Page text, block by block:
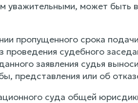
уважительными, может быть
пропущенного срока
проведения судебного
заявления судья
представления или об
суда общей